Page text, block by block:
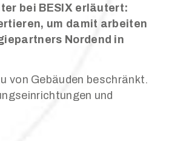
bei BESIX erläutert:
um damit arbeiten
Nordend in
von Gebäuden beschränkt.
und